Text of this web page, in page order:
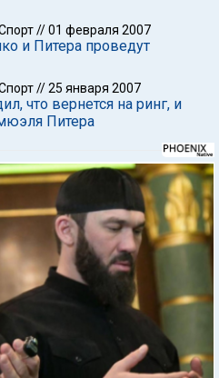
//01 февраля 2007
и Питера проведут
//25 января 2007
что вернется на ринг, и
Питера